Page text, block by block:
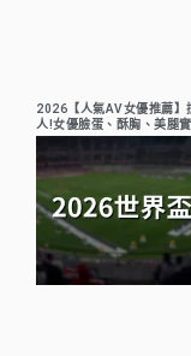
2026【人氣AV女優推薦】
人!女優臉蛋、酥胸、美腿